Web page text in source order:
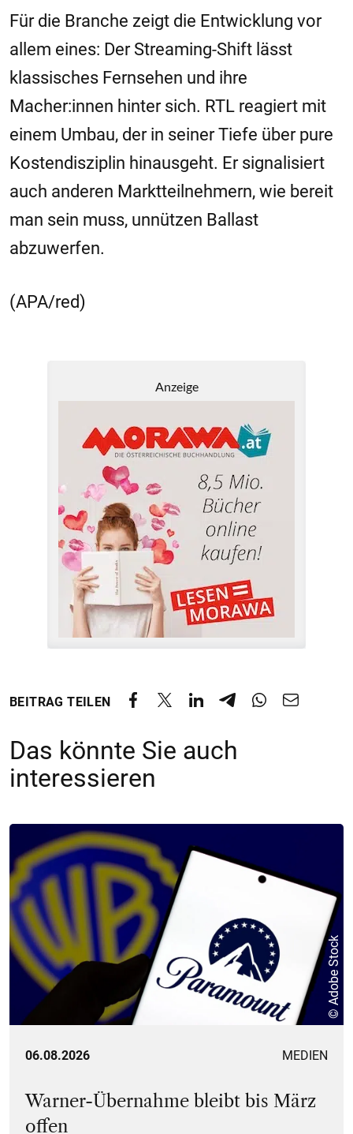
Für die Branche zeigt die Entwicklung vor
allem eines: Der Streaming-Shift lässt
klassisches Fernsehen und ihre
Macher:innen hinter sich. RTL reagiert mit
einem Umbau, der in seiner Tiefe über pure
Kostendisziplin hinausgeht. Er signalisiert
auch anderen Marktteilnehmern, wie bereit
man sein muss, unnützen Ballast
abzuwerfen.
(APA/red)
Anzeige
BEITRAG TEILEN
Das könnte Sie auch
interessieren
© Adobe Stock
06.08.2026 MEDIEN
Warner-Übernahme bleibt bis März
offen